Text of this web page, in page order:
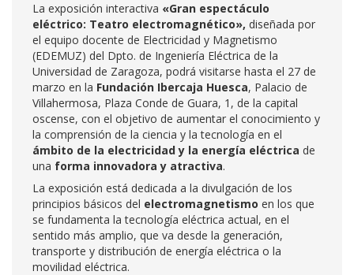
La exposición interactiva «Gran espectáculo
eléctrico: Teatro electromagnético», diseñada por
el equipo docente de Electricidad y Magnetismo
(EDEMUZ) del Dpto. de Ingeniería Eléctrica de la
Universidad de Zaragoza, podrá visitarse hasta el 27 de
marzo en la Fundación Ibercaja Huesca, Palacio de
Villahermosa, Plaza Conde de Guara, 1, de la capital
oscense, con el objetivo de aumentar el conocimiento y
la comprensión de la ciencia y la tecnología en el
ámbito de la electricidad y la energía eléctrica de
una forma innovadora y atractiva.
La exposición está dedicada a la divulgación de los
principios básicos del electromagnetismo en los que
se fundamenta la tecnología eléctrica actual, en el
sentido más amplio, que va desde la generación,
transporte y distribución de energía eléctrica o la
movilidad eléctrica.